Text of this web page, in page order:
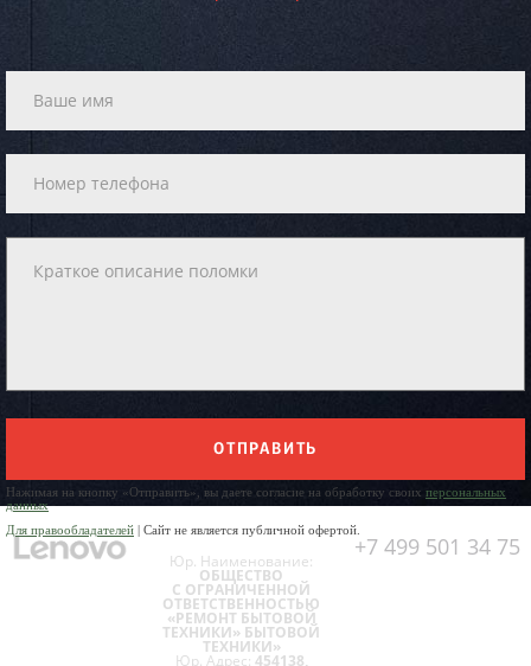
ОТПРАВИТЬ
Нажимая на кнопку «Отправить», вы даете согласие на обработку своих персональных
данных
Для правообладателей | Сайт не является публичной офертой.
+7 499 501 34 75
Юр. Наименование:
ОБЩЕСТВО
С ОГРАНИЧЕННОЙ
ОТВЕТСТВЕННОСТЬЮ
«РЕМОНТ БЫТОВОЙ
ТЕХНИКИ» БЫТОВОЙ
ТЕХНИКИ»
Юр. Адрес: 454138,